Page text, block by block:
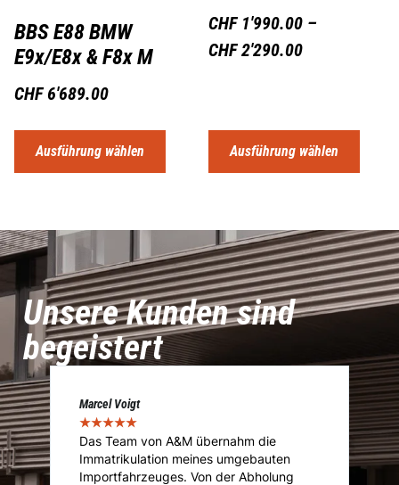
BBS E88 BMW
E9x/E8x & F8x M
CHF6'689.00
Ausführung wählen
CHF1'990.00 –
CHF2'290.00
Ausführung wählen
Unsere Kunden sind
begeistert
Marcel Voigt
★★★★★
Das Team von A&M übernahm die
Immatrikulation meines umgebauten
Importfahrzeuges. Von der Abholung
★